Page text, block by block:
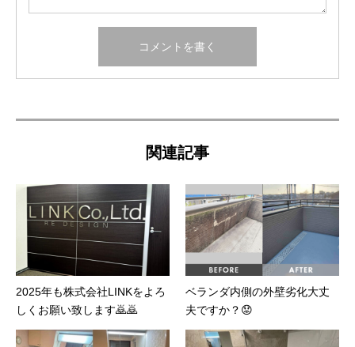
関連記事
2025年も株式会社LINKをよろ
しくお願い致します🙇🙇
ベランダ内側の外壁劣化大丈
夫ですか？😟